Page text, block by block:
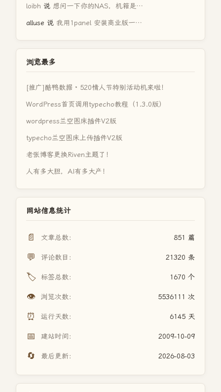
loibh 说 想问一下你的NAS，机箱是…
alluse 说 我用1panel 安装商业版一…
浏览最多
[推广]酷鸭数据 · 520情人节特别活动机来啦！
WordPress首页调用typecho教程（1.3.0版）
wordpress兰空图床插件V2版
typecho兰空图床上传插件V2版
老张博客更换Riven主题了！
人有多大胆，AI有多大产！
网站信息统计
📄 文章总数： 851 篇
💬 评论数目： 21320 条
🏷️ 标签总数： 1670 个
👁️ 浏览次数： 5536111 次
⏰ 运行天数： 6145 天
📅 建站时间： 2009-10-09
🔄 最后更新： 2026-08-03